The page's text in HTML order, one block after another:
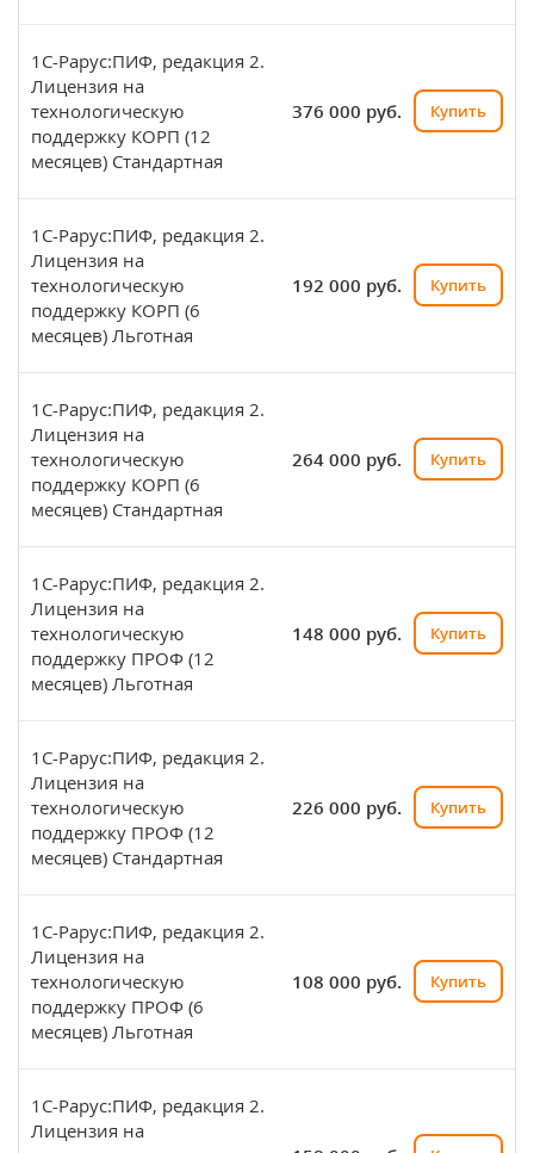
1С-Рарус:ПИФ, редакция 2.
Лицензия на
технологическую
поддержку КОРП (12
месяцев) Стандартная
376 000 руб. Купить
1С-Рарус:ПИФ, редакция 2.
Лицензия на
технологическую
поддержку КОРП (6
месяцев) Льготная
192 000 руб. Купить
1С-Рарус:ПИФ, редакция 2.
Лицензия на
технологическую
поддержку КОРП (6
месяцев) Стандартная
264 000 руб. Купить
1С-Рарус:ПИФ, редакция 2.
Лицензия на
технологическую
поддержку ПРОФ (12
месяцев) Льготная
148 000 руб. Купить
1С-Рарус:ПИФ, редакция 2.
Лицензия на
технологическую
поддержку ПРОФ (12
месяцев) Стандартная
226 000 руб. Купить
1С-Рарус:ПИФ, редакция 2.
Лицензия на
технологическую
поддержку ПРОФ (6
месяцев) Льготная
108 000 руб. Купить
1С-Рарус:ПИФ, редакция 2.
Лицензия на